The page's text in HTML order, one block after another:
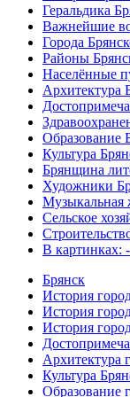
Геральдика
Важнейшие
Города
Районы
Населённые
Архитектура
Образование
Культура
Брянщина
Художники
Музыкальная
Сельское
В картинках:
Брянск
История
История
История
Архитектура
Культура
Образование